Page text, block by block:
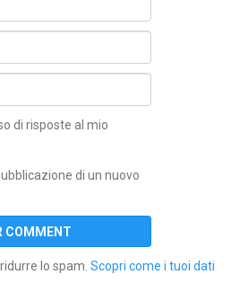
di risposte al mio
di un nuovo
lo spam. Scopri come i tuoi dati